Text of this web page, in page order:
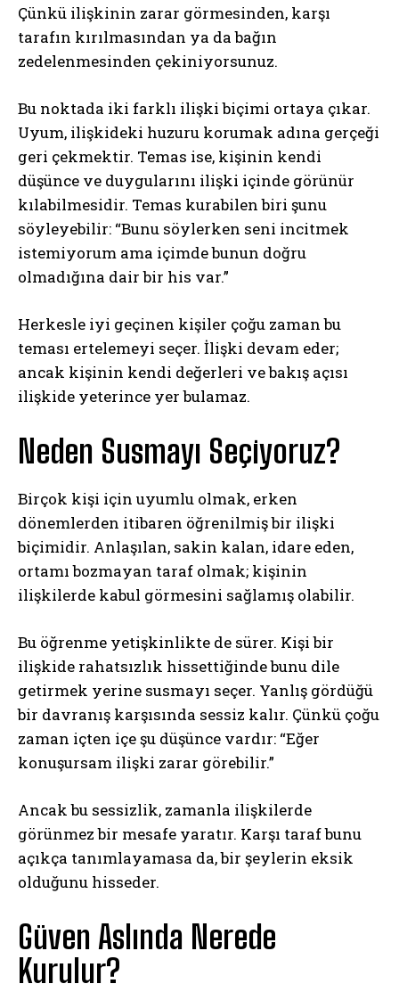
Çünkü ilişkinin zarar görmesinden, karşı
tarafın kırılmasından ya da bağın
zedelenmesinden çekiniyorsunuz.
Bu noktada iki farklı ilişki biçimi ortaya çıkar.
Uyum, ilişkideki huzuru korumak adına gerçeği
geri çekmektir. Temas ise, kişinin kendi
düşünce ve duygularını ilişki içinde görünür
kılabilmesidir. Temas kurabilen biri şunu
söyleyebilir: “Bunu söylerken seni incitmek
istemiyorum ama içimde bunun doğru
olmadığına dair bir his var.”
Herkesle iyi geçinen kişiler çoğu zaman bu
teması ertelemeyi seçer. İlişki devam eder;
ancak kişinin kendi değerleri ve bakış açısı
ilişkide yeterince yer bulamaz.
Neden Susmayı Seçiyoruz?
Birçok kişi için uyumlu olmak, erken
dönemlerden itibaren öğrenilmiş bir ilişki
biçimidir. Anlaşılan, sakin kalan, idare eden,
ortamı bozmayan taraf olmak; kişinin
ilişkilerde kabul görmesini sağlamış olabilir.
Bu öğrenme yetişkinlikte de sürer. Kişi bir
ilişkide rahatsızlık hissettiğinde bunu dile
getirmek yerine susmayı seçer. Yanlış gördüğü
bir davranış karşısında sessiz kalır. Çünkü çoğu
zaman içten içe şu düşünce vardır: “Eğer
konuşursam ilişki zarar görebilir.”
Ancak bu sessizlik, zamanla ilişkilerde
görünmez bir mesafe yaratır. Karşı taraf bunu
açıkça tanımlayamasa da, bir şeylerin eksik
olduğunu hisseder.
Güven Aslında Nerede
Kurulur?